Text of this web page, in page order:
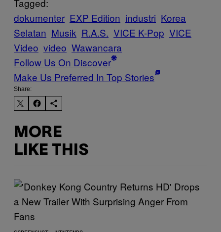
Tagged:
dokumenter EXP Edition industri Korea
Selatan Musik R.A.S. VICE K-Pop VICE
Video video Wawancara
Follow Us On Discover
Make Us Preferred In Top Stories
Share:
MORE
LIKE THIS